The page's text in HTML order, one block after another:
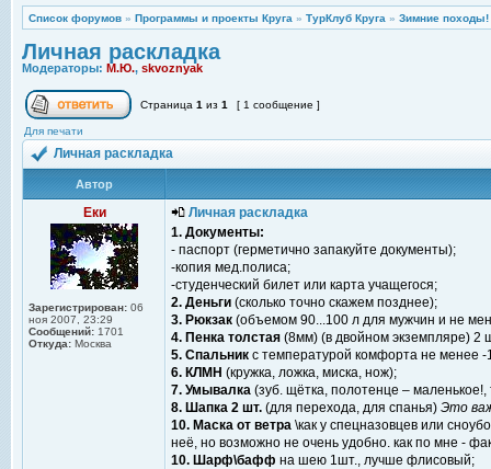
Список форумов » Программы и проекты Круга » ТурКлуб Круга » Зимние походы!
Личная раскладка
Модераторы: М.Ю., skvoznyak
Страница 1 из 1 [ 1 сообщение ]
Для печати
Личная раскладка
Автор
Еки
Зарегистрирован: 06
ноя 2007, 23:29
Сообщений: 1701
Откуда: Москва
Личная раскладка
1. Документы:
- паспорт (герметично запакуйте документы);
-копия мед.полиса;
-студенческий билет или карта учащегося;
2. Деньги (сколько точно скажем позднее);
3. Рюкзак (объемом 90...100 л для мужчин и не
4. Пенка толстая (8мм) (в двойном экземпляре) 2
5. Спальник с температурой комфорта не менее -
6. КЛМН (кружка, ложка, миска, нож);
7. Умывалка (зуб. щётка, полотенце –
8. Шапка 2 шт. (для перехода, для спанья) Это
10. Маска от ветра \как у спецназовцев или
неё, но возможно не очень удобно. как по мне -
10. Шарф\бафф на шею 1шт., лучше флисовый;